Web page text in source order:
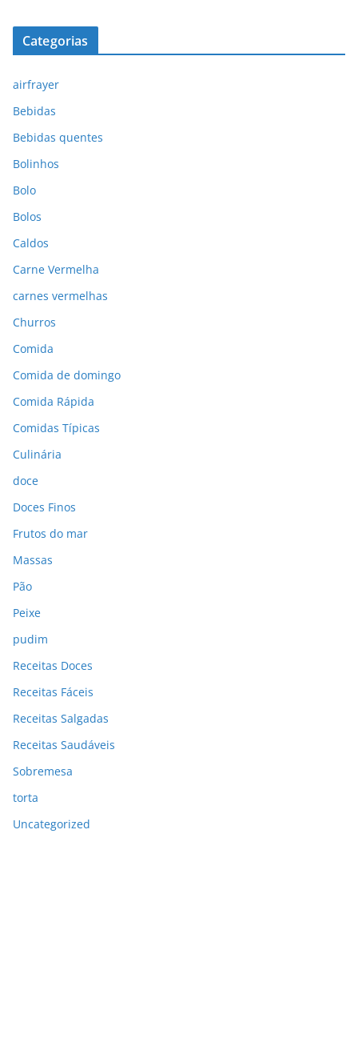
Categorias
airfrayer
Bebidas
Bebidas quentes
Bolinhos
Bolo
Bolos
Caldos
Carne Vermelha
carnes vermelhas
Churros
Comida
Comida de domingo
Comida Rápida
Comidas Típicas
Culinária
doce
Doces Finos
Frutos do mar
Massas
Pão
Peixe
pudim
Receitas Doces
Receitas Fáceis
Receitas Salgadas
Receitas Saudáveis
Sobremesa
torta
Uncategorized